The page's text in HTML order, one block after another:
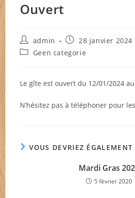
Ouvert
Auteur/autrice
de
la
admin
Publication
publiée :
28 janvier 2024
PostGeen categorie
Le gîte est ouvert du 12/01/2024
N’hésitez pas à téléphoner pour
VOUS DEVRIEZ
Mardi Gras
5 février 2020